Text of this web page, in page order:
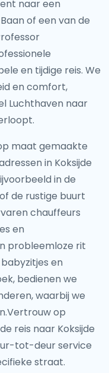
naar een
of een van de
en tijdige reis. We
en comfort,
Luchthaven naar
maat gemaakte
in Koksijde
in de
de rustige buurt
chauffeurs
en
probleemloze rit
en
bedienen we
waarbij we
op
reis naar Koksijde
tot-deur service
straat.